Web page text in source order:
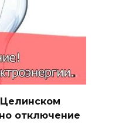
Целинском
отключение